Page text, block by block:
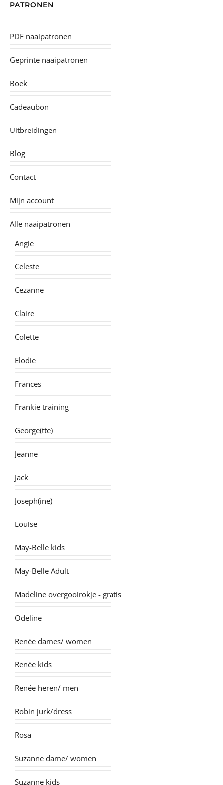
PATRONEN
PDF naaipatronen
Geprinte naaipatronen
Boek
Cadeaubon
Uitbreidingen
Blog
Contact
Mijn account
Alle naaipatronen
Angie
Celeste
Cezanne
Claire
Colette
Elodie
Frances
Frankie training
George(tte)
Jeanne
Jack
Joseph(ine)
Louise
May-Belle kids
May-Belle Adult
Madeline overgooirokje - gratis
Odeline
Renée dames/ women
Renée kids
Renée heren/ men
Robin jurk/dress
Rosa
Suzanne dame/ women
Suzanne kids